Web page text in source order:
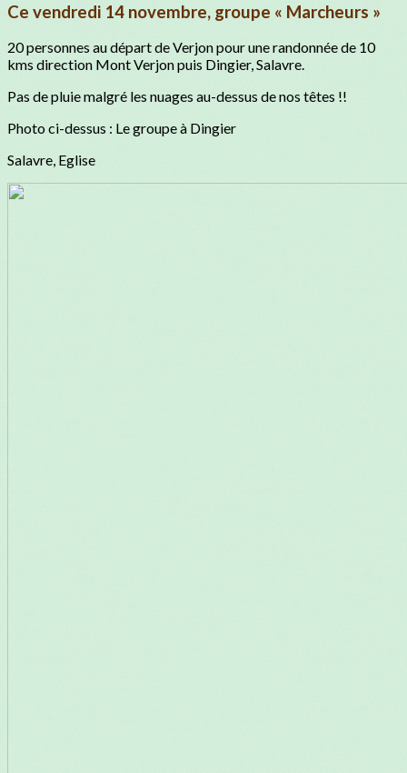
Ce vendredi 14 novembre, groupe « Marcheurs »
20 personnes au départ de Verjon pour une randonnée de 10
kms direction Mont Verjon puis Dingier, Salavre.
Pas de pluie malgré les nuages au-dessus de nos têtes !!
Photo ci-dessus : Le groupe à Dingier
Salavre, Eglise